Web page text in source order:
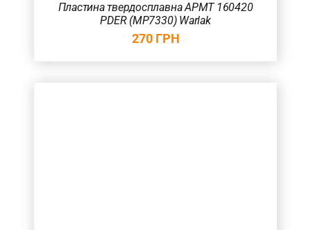
Пластина твердосплавна APMT 160420
PDER (MP7330) Warlak
270 ГРН